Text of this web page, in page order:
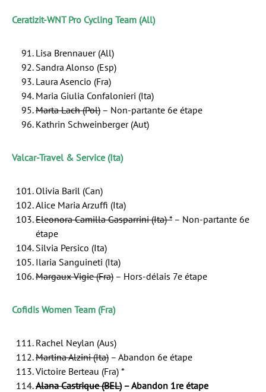
Ceratizit-WNT Pro Cycling Team (All)
Lisa Brennauer (All)
Sandra Alonso (Esp)
Laura Asencio (Fra)
Maria Giulia Confalonieri (Ita)
Marta Lach (Pol) – Non-partante 6e étape
Kathrin Schweinberger (Aut)
Valcar-Travel & Service (Ita)
Olivia Baril (Can)
Alice Maria Arzuffi (Ita)
Eleonora Camilla Gasparrini (Ita) * – Non-partante 6e
étape
Silvia Persico (Ita)
Ilaria Sanguineti (Ita)
Margaux Vigie (Fra) – Hors-délais 7e étape
Cofidis Women Team (Fra)
Rachel Neylan (Aus)
Martina Alzini (Ita) – Abandon 6e étape
Victoire Berteau (Fra) *
Alana Castrique (BEL)– Abandon 1re étape